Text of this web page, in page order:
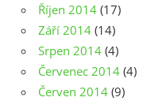
Říjen 2014 (17)
Září 2014 (14)
Srpen 2014 (4)
Červenec 2014 (4)
Červen 2014 (9)